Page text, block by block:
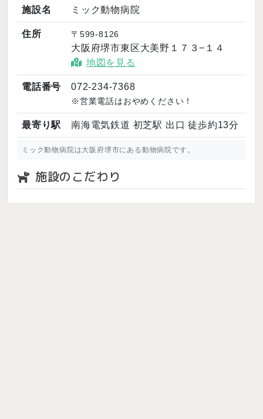
施設名 ミック動物病院
住所 〒599-8126
大阪府堺市東区大美野１７３−１４
地図を見る
電話番号 072-234-7368
※営業電話はおやめください！
最寄り駅 南海電気鉄道 初芝駅 出口 徒歩約13分
ミック動物病院は大阪府堺市にある動物病院です。
施設のこだわり